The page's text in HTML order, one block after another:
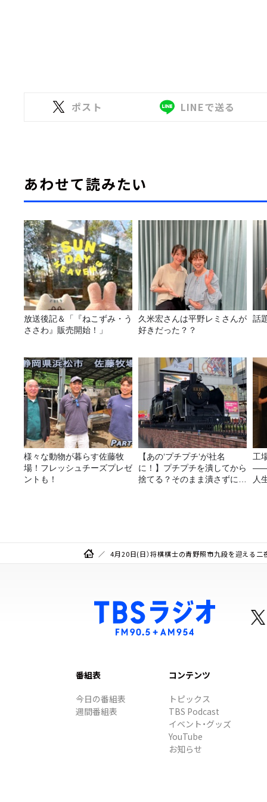
ポスト LINEで送る
あわせて読みたい
放送後記＆「『ねこずみ・う
ささわ』販売開始！」
久米宏さんは平野レミさんが
好きだった？？
話
様々な動物が暮らす佐藤牧
場！フレッシュチーズプレゼ
ントも！
【あの‘プチプチ‘が社名
に！】プチプチを潰してから
捨てる？そのまま潰さずに捨
工
——
人
4月20日(日）将棋棋士の青野照市九段を迎える二
番組表
今日の番組表
週間番組表
コンテンツ
トピックス
TBS Podcast
イベント・グッズ
YouTube
お知らせ